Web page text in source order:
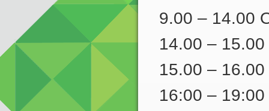
9.00 –
14.00 –
15.00 –
16:00 – 19:00